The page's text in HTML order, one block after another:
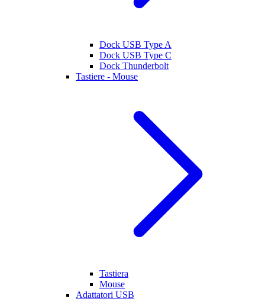
Dock USB Type A
Dock USB Type C
Dock Thunderbolt
Tastiere - Mouse
Tastiera
Mouse
Adattatori USB